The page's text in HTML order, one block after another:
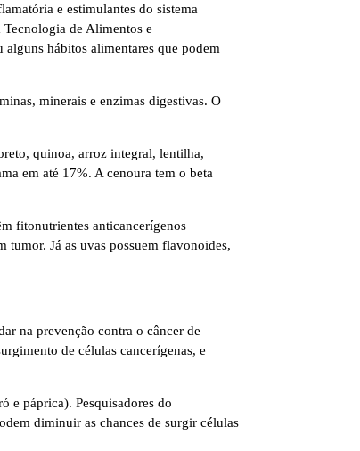
e estimulantes do sistema
de Alimentos e
hábitos alimentares que podem
minerais e enzimas digestivas. O
quinoa, arroz integral, lentilha,
em até 17%. A cenoura tem o beta
fitonutrientes anticancerígenos
tumor. Já as uvas possuem flavonoides,
na prevenção contra o câncer de
de células cancerígenas, e
e páprica). Pesquisadores do
diminuir as chances de surgir células